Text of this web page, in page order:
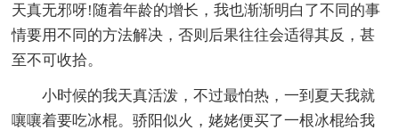
天真无邪呀!随着年龄的增长，我也渐渐明白了不同的事
情要用不同的方法解决，否则后果往往会适得其反，甚
至不可收拾。
小时候的我天真活泼，不过最怕热，一到夏天我就
嚷嚷着要吃冰棍。骄阳似火，姥姥便买了一根冰棍给我